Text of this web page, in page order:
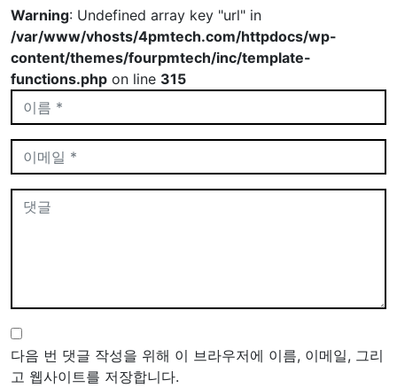
Warning: Undefined array key "url" in
/var/www/vhosts/4pmtech.com/httpdocs/wp-
content/themes/fourpmtech/inc/template-
functions.php on line 315
다음 번 댓글 작성을 위해 이 브라우저에 이름, 이메일, 그리
고 웹사이트를 저장합니다.